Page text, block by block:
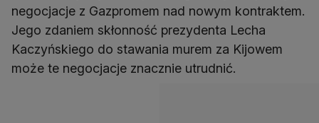
negocjacje z Gazpromem nad nowym kontraktem.
Jego zdaniem skłonność prezydenta Lecha
Kaczyńskiego do stawania murem za Kijowem
może te negocjacje znacznie utrudnić.